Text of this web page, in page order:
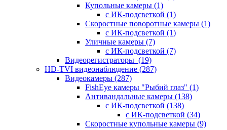
Купольные камеры (1)
с ИК-подсветкой (1)
Скоростные поворотные камеры (1)
с ИК-подсветкой (1)
Уличные камеры (7)
с ИК-подсветкой (7)
Видеорегистраторы (19)
HD-TVI видеонаблюдение (287)
Видеокамеры (287)
FishEye камеры "Рыбий глаз" (1)
Антивандальные камеры (138)
с ИК-подсветкой (138)
с ИК-подсветкой (34)
Скоростные купольные камеры (9)